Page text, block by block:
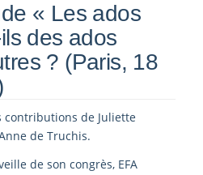
« Les ados
des ados
? (Paris, 18
contributions de Juliette
de Truchis.
de son congrès, EFA